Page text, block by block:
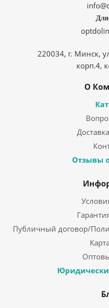
220034, г. Минск,
корп.4,
О
Отзывы
Публичный договор/